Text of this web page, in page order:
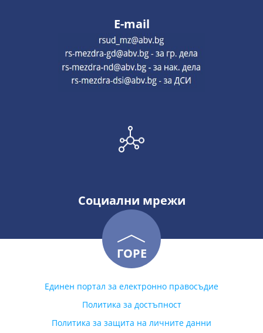
E-mail
Социални мрежи
ГОРЕ
Единен портал за електронно правосъдие
Политика за достъпност
Политика за защита на личните данни